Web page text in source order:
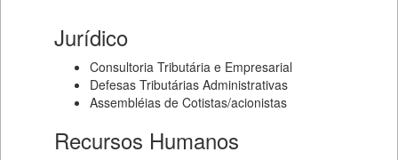
Jurídico
Consultoria Tributária e Empresarial
Defesas Tributárias Administrativas
Assembléias de Cotistas/acionistas
Recursos Humanos